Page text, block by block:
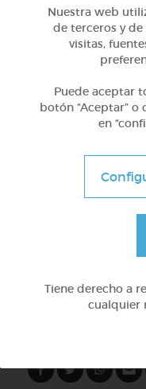
1º
Aprendemos a
Nuestra web
de terceros y
visitas,
Puede aceptar
botón “Aceptar” o
en
Tiene derecho a
cualquier